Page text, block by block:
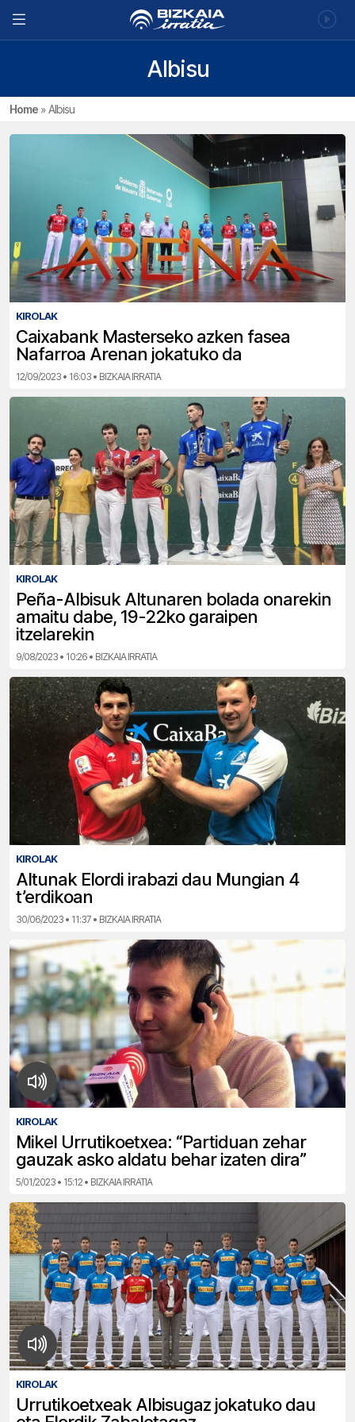
Albisu
Home »Albisu
KIROLAK
Caixabank Masterseko azken fasea
Nafarroa Arenan jokatuko da
12/09/2023 • 16:03 • BIZKAIA IRRATIA
KIROLAK
Peña-Albisuk Altunaren bolada onarekin
amaitu dabe, 19-22ko garaipen
itzelarekin
9/08/2023 • 10:26 • BIZKAIA IRRATIA
KIROLAK
Altunak Elordi irabazi dau Mungian 4
t’erdikoan
30/06/2023 • 11:37 • BIZKAIA IRRATIA
KIROLAK
Mikel Urrutikoetxea: “Partiduan zehar
gauzak asko aldatu behar izaten dira”
5/01/2023 • 15:12 • BIZKAIA IRRATIA
KIROLAK
Urrutikoetxeak Albisugaz jokatuko dau